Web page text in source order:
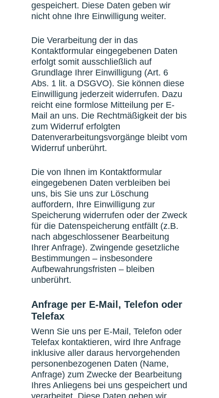
gespeichert. Diese Daten geben wir
nicht ohne Ihre Einwilligung weiter.
Die Verarbeitung der in das
Kontaktformular eingegebenen Daten
erfolgt somit ausschließlich auf
Grundlage Ihrer Einwilligung (Art. 6
Abs. 1 lit. a DSGVO). Sie können diese
Einwilligung jederzeit widerrufen. Dazu
reicht eine formlose Mitteilung per E-
Mail an uns. Die Rechtmäßigkeit der bis
zum Widerruf erfolgten
Datenverarbeitungsvorgänge bleibt vom
Widerruf unberührt.
Die von Ihnen im Kontaktformular
eingegebenen Daten verbleiben bei
uns, bis Sie uns zur Löschung
auffordern, Ihre Einwilligung zur
Speicherung widerrufen oder der Zweck
für die Datenspeicherung entfällt (z.B.
nach abgeschlossener Bearbeitung
Ihrer Anfrage). Zwingende gesetzliche
Bestimmungen – insbesondere
Aufbewahrungsfristen – bleiben
unberührt.
Anfrage per E-Mail, Telefon oder
Telefax
Wenn Sie uns per E-Mail, Telefon oder
Telefax kontaktieren, wird Ihre Anfrage
inklusive aller daraus hervorgehenden
personenbezogenen Daten (Name,
Anfrage) zum Zwecke der Bearbeitung
Ihres Anliegens bei uns gespeichert und
verarbeitet. Diese Daten geben wir